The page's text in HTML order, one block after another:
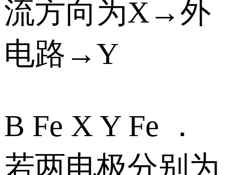
流方向为X→外
电路→Y
B Fe X Y Fe ．
若两电极分别为